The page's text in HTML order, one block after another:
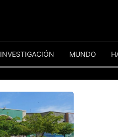
INVESTIGACIÓN MUNDO